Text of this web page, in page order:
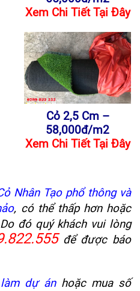
Xem Chi Tiết Tại Đây
Cỏ 2,5 Cm –
58,000đ/m2
Xem Chi Tiết Tại Đây
Nhân Tạo phổ thông và
, có thể thấp hơn hoặc
đó quý khách vui lòng
để được báo
dự ánhoặc mua số